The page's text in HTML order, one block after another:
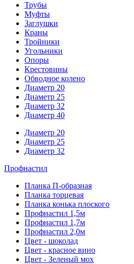
Трубы
Муфты
Заглушки
Краны
Тройники
Угольники
Опоры
Крестовины
Обводное колено
Диаметр 20
Диаметр 25
Диаметр 32
Диаметр 40
Диаметр 20
Диаметр 25
Диаметр 32
Профнастил
Планка П-образная
Планка торцевая
Планка конька плоского
Профнастил 1,5м
Профнастил 1,7м
Профнастил 2,0м
Цвет - шоколад
Цвет - красное вино
Цвет - Зеленый мох